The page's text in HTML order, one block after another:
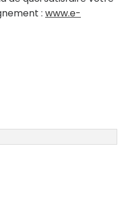
: www.e-